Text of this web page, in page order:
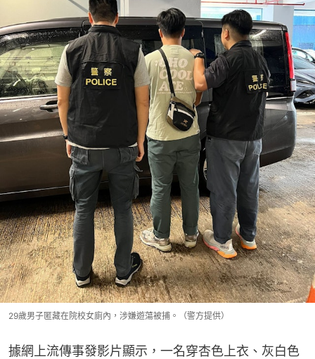
29歲男子匿藏在院校女廁內，涉嫌遊蕩被捕。（警方提供）
據網上流傳事發影片顯示，一名穿杏色上衣、灰白色